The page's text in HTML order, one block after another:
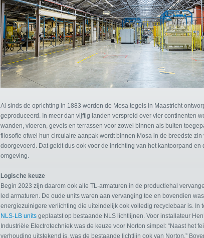
Al sinds de oprichting in 1883 worden de Mosa tegels in Maastricht
geproduceerd. In meer dan vijftig landen verspreid over vier continenten
wanden, vloeren, gevels en terrassen voor zowel binnen als buiten
filosofie ofwel hun circulaire aanpak wordt binnen Mosa in de breedste zin
doorgevoerd. Dat geldt dus ook voor de inrichting van het kantoorpand en
omgeving.
Logische keuze
Begin 2023 zijn daarom ook alle TL-armaturen in de productiehal
led armaturen. De oude units waren aan vervanging toe en bovendien
energiezuinigere verlichting die uiteindelijk ook volledig recyclebaar is. In
NLS-LB units geplaatst op bestaande NLS lichtlijnen. Voor installateur
Industriële Electrotechniek was de keuze voor Norton simpel: “Naast het
verhouding uitstekend is, was de bestaande lichtlijn ook van Norton.”